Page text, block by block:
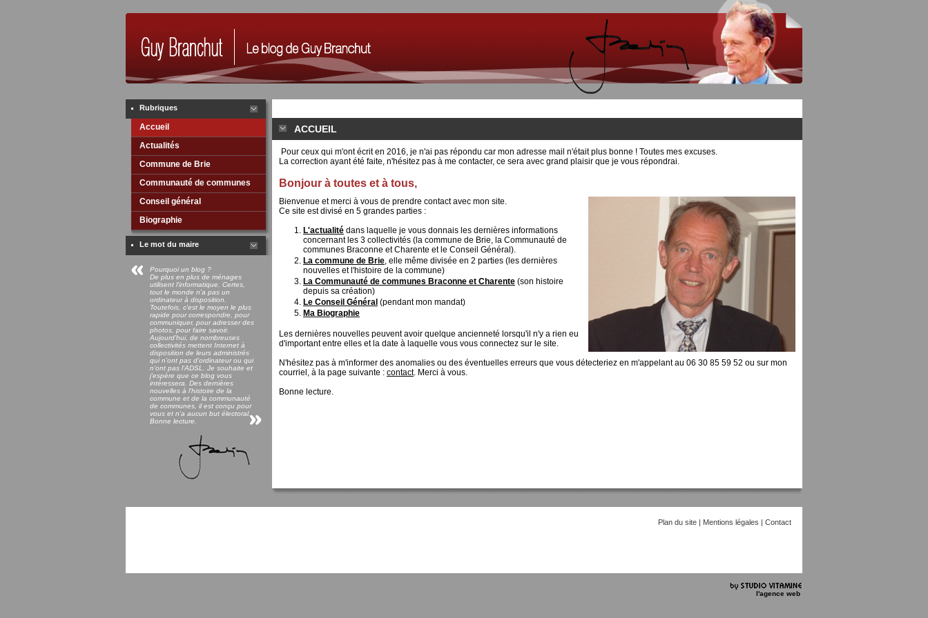
Rubriques
Accueil
Actualités
Commune de Brie
Communauté de communes
Conseil général
Biographie
Le mot du maire
Pourquoi un blog ?
De plus en plus de ménages
utilisent l'informatique. Certes,
tout le monde n'a pas un
ordinateur à disposition.
Toutefois, c'est le moyen le plus
rapide pour correspondre, pour
communiquer, pour adresser des
photos, pour faire savoir.
Aujourd'hui, de nombreuses
collectivités mettent Internet à
disposition de leurs administrés
qui n'ont pas d'ordinateur ou qui
n'ont pas l'ADSL. Je souhaite et
j'espère que ce blog vous
intéressera. Des dernières
nouvelles à l'histoire de la
commune et de la communauté
de communes, il est conçu pour
vous et n'a aucun but électoral.
Bonne lecture.
ACCUEIL
Pour ceux qui m'ont écrit en 2016, je n'ai pas répondu car mon adresse mail n'était plus bonne ! Toutes mes excuses.
La correction ayant été faite, n'hésitez pas à me contacter, ce sera avec grand plaisir que je vous répondrai.
Bonjour à toutes et à tous,
Bienvenue et merci à vous de prendre contact avec mon site.
Ce site est divisé en 5 grandes parties :
L'actualité dans laquelle je vous donnais les dernières informations
concernant les 3 collectivités (la commune de Brie, la Communauté de
communes Braconne et Charente et le Conseil Général).
La commune de Brie, elle même divisée en 2 parties (les dernières
nouvelles et l'histoire de la commune)
La Communauté de communes Braconne et Charente (son histoire
depuis sa création)
Le Conseil Général (pendant mon mandat)
Ma Biographie
Les dernières nouvelles peuvent avoir quelque ancienneté lorsqu'il n'y a rien eu
d'important entre elles et la date à laquelle vous vous connectez sur le site.
N'hésitez pas à m'informer des anomalies ou des éventuelles erreurs que vous détecteriez en m'appelant au 06 30 85 59 52 ou sur mon
courriel, à la page suivante : contact. Merci à vous.
Bonne lecture.
Plan du site | Mentions légales | Contact
l'agence web